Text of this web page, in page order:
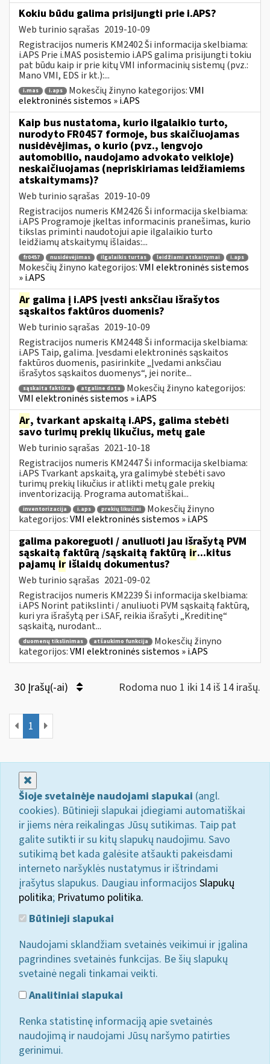
Kokiu būdu galima prisijungti prie i.APS?
Web turinio sąrašas 2019-10-09
Registracijos numeris KM2402 Ši informacija skelbiama:
i.APS Prie i.MAS posistemio i.APS galima prisijungti tokiu
pat būdu kaip ir prie kitų VMI informacinių sistemų (pvz.:
Mano VMI, EDS ir kt.):...
i.mas i.aps Mokesčių žinyno kategorijos:VMI
elektroninės sistemos » i.APS
Kaip bus nustatoma, kurio ilgalaikio turto,
nurodyto FR0457 formoje, bus skaičiuojamas
nusidėvėjimas, o kurio (pvz., lengvojo
automobilio, naudojamo advokato veikloje)
neskaičiuojamas (nepriskiriamas leidžiamiems
atskaitymams)?
Web turinio sąrašas 2019-10-09
Registracijos numeris KM2426 Ši informacija skelbiama:
i.APS Programoje įkeltas informacinis pranešimas, kurio
tikslas priminti naudotojui apie ilgalaikio turto
leidžiamų atskaitymų išlaidas:...
fr0457 nusidėvėjimas ilgalaikis turtas leidžiami atskaitymai i.aps
Mokesčių žinyno kategorijos:VMI elektroninės sistemos
» i.APS
Ar galima į i.APS įvesti anksčiau išrašytos
sąskaitos faktūros duomenis?
Web turinio sąrašas 2019-10-09
Registracijos numeris KM2448 Ši informacija skelbiama:
i.APS Taip, galima. Įvesdami elektroninės sąskaitos
faktūros duomenis, pasirinkite „Įvedami anksčiau
išrašytos sąskaitos duomenys“, jei norite...
sąskaita faktūra atgaline data
Mokesčių žinyno kategorijos:
VMI elektroninės sistemos » i.APS
Ar, tvarkant apskaitą i.APS, galima stebėti
savo turimų prekių likučius, metų gale
Web turinio sąrašas 2021-10-18
Registracijos numeris KM2447 Ši informacija skelbiama:
i.APS Tvarkant apskaitą, yra galimybė stebėti savo
turimų prekių likučius ir atlikti metų gale prekių
inventorizaciją. Programa automatiškai...
inventorizacija i.aps prekių likučiai
Mokesčių žinyno
kategorijos:VMI elektroninės sistemos » i.APS
galima pakoreguoti / anuliuoti jau išrašytą PVM
sąskaitą faktūrą /sąskaitą faktūrą ir...kitus
pajamų ir išlaidų dokumentus?
Web turinio sąrašas 2021-09-02
Registracijos numeris KM2239 Ši informacija skelbiama:
i.APS Norint patikslinti / anuliuoti PVM sąskaitą faktūrą,
kuri yra išrašytą per i.SAF, reikia išrašyti „Kreditinę“
sąskaitą, nurodant...
duomenų tikslinimas atšaukimo funkcija
Mokesčių žinyno
kategorijos:VMI elektroninės sistemos » i.APS
30 Įrašų(-ai) Rodoma nuo 1 iki 14 iš 14 irašų.
1
Šioje svetainėje naudojami slapukai (angl.
cookies). Būtinieji slapukai įdiegiami automatiškai
ir jiems nėra reikalingas Jūsų sutikimas. Taip pat
galite sutikti ir su kitų slapukų naudojimu. Savo
sutikimą bet kada galėsite atšaukti pakeisdami
interneto naršyklės nustatymus ir ištrindami
įrašytus slapukus. Daugiau informacijos Slapukų
politika; Privatumo politika.
Būtinieji slapukai
Naudojami sklandžiam svetainės veikimui ir įgalina
pagrindines svetainės funkcijas. Be šių slapukų
svetainė negali tinkamai veikti.
Analitiniai slapukai
Renka statistinę informaciją apie svetainės
naudojimą ir naudojami Jūsų naršymo patirties
gerinimui.